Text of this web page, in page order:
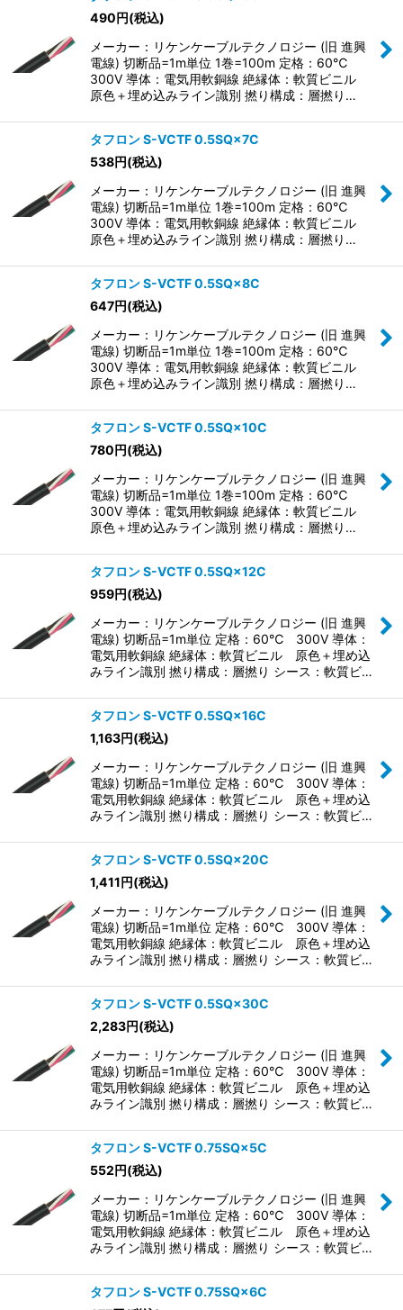
490円(税込)
メーカー：リケンケーブルテクノロジー (旧 進興
電線) 切断品=1m単位 1巻=100m 定格：60℃
300V 導体：電気用軟銅線 絶縁体：軟質ビニル
原色＋埋め込みライン識別 撚り構成：層撚り…
タフロン S-VCTF 0.5SQ×7C
538円(税込)
メーカー：リケンケーブルテクノロジー (旧 進興
電線) 切断品=1m単位 1巻=100m 定格：60℃
300V 導体：電気用軟銅線 絶縁体：軟質ビニル
原色＋埋め込みライン識別 撚り構成：層撚り…
タフロン S-VCTF 0.5SQ×8C
647円(税込)
メーカー：リケンケーブルテクノロジー (旧 進興
電線) 切断品=1m単位 1巻=100m 定格：60℃
300V 導体：電気用軟銅線 絶縁体：軟質ビニル
原色＋埋め込みライン識別 撚り構成：層撚り…
タフロン S-VCTF 0.5SQ×10C
780円(税込)
メーカー：リケンケーブルテクノロジー (旧 進興
電線) 切断品=1m単位 1巻=100m 定格：60℃
300V 導体：電気用軟銅線 絶縁体：軟質ビニル
原色＋埋め込みライン識別 撚り構成：層撚り…
タフロン S-VCTF 0.5SQ×12C
959円(税込)
メーカー：リケンケーブルテクノロジー (旧 進興
電線) 切断品=1m単位 定格：60℃ 300V 導体：
電気用軟銅線 絶縁体：軟質ビニル 原色＋埋め込
みライン識別 撚り構成：層撚り シース：軟質ビ…
タフロン S-VCTF 0.5SQ×16C
1,163円(税込)
メーカー：リケンケーブルテクノロジー (旧 進興
電線) 切断品=1m単位 定格：60℃ 300V 導体：
電気用軟銅線 絶縁体：軟質ビニル 原色＋埋め込
みライン識別 撚り構成：層撚り シース：軟質ビ…
タフロン S-VCTF 0.5SQ×20C
1,411円(税込)
メーカー：リケンケーブルテクノロジー (旧 進興
電線) 切断品=1m単位 定格：60℃ 300V 導体：
電気用軟銅線 絶縁体：軟質ビニル 原色＋埋め込
みライン識別 撚り構成：層撚り シース：軟質ビ…
タフロン S-VCTF 0.5SQ×30C
2,283円(税込)
メーカー：リケンケーブルテクノロジー (旧 進興
電線) 切断品=1m単位 定格：60℃ 300V 導体：
電気用軟銅線 絶縁体：軟質ビニル 原色＋埋め込
みライン識別 撚り構成：層撚り シース：軟質ビ…
タフロン S-VCTF 0.75SQ×5C
552円(税込)
メーカー：リケンケーブルテクノロジー (旧 進興
電線) 切断品=1m単位 定格：60℃ 300V 導体：
電気用軟銅線 絶縁体：軟質ビニル 原色＋埋め込
みライン識別 撚り構成：層撚り シース：軟質ビ…
タフロン S-VCTF 0.75SQ×6C